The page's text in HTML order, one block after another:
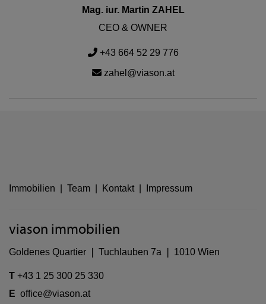
Mag. iur. Martin ZAHEL
CEO & OWNER
+43 664 52 29 776
zahel@viason.at
Immobilien Team Kontakt Impressum
viason immobilien
Goldenes Quartier ❘ Tuchlauben 7a ❘ 1010 Wien
T +43 1 25 300 25 330
E office@viason.at